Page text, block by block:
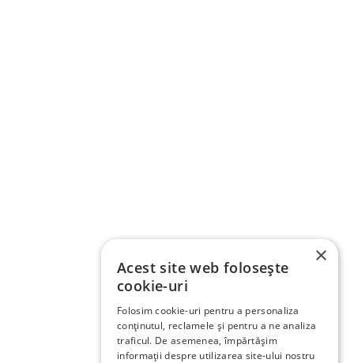
×
Acest site web folosește
cookie-uri
Folosim cookie-uri pentru a personaliza
conținutul, reclamele și pentru a ne analiza
traficul. De asemenea, împărtășim
informații despre utilizarea site-ului nostru